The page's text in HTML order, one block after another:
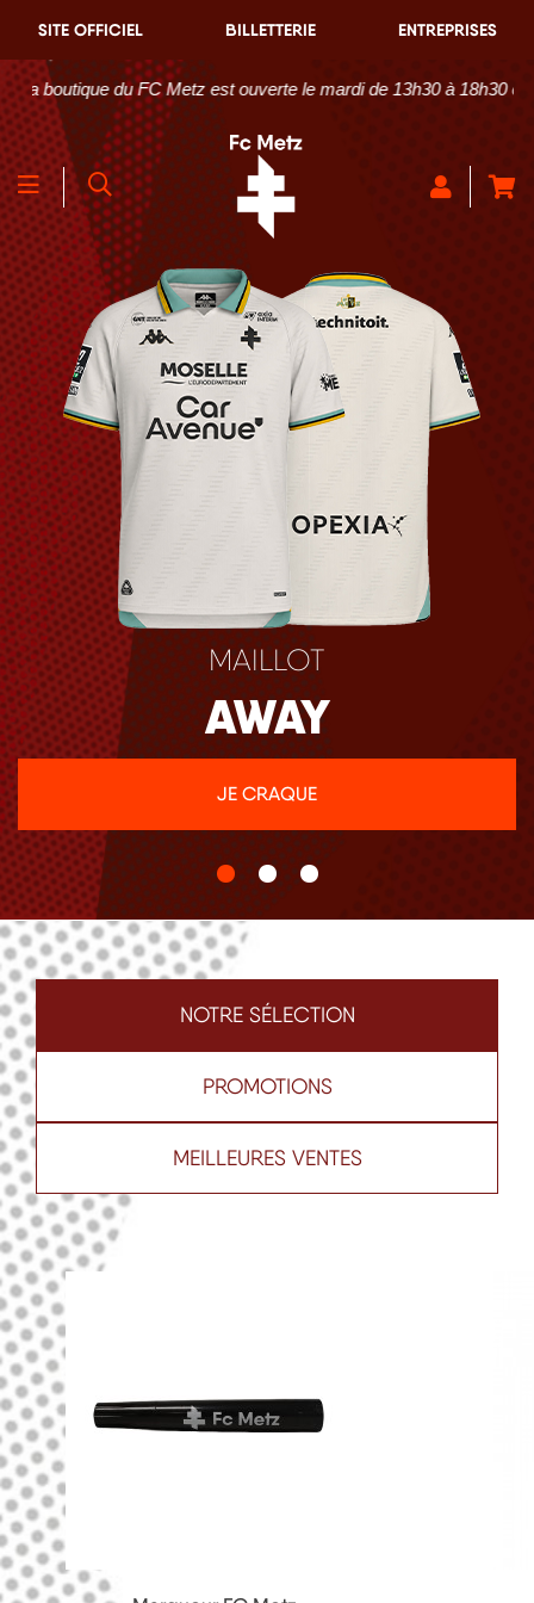
SITE OFFICIEL BILLETTERIE ENTREPRISES
du FC Metz est ouverte le mardi de 13h30 à 18h30 et du
MAILLOT
AWAY
JE CRAQUE
NOTRE SÉLECTION
PROMOTIONS
MEILLEURES VENTES